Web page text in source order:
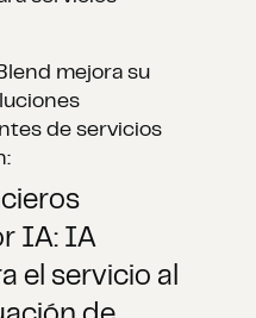
mejora su
de servicios
IA: IA
el servicio al